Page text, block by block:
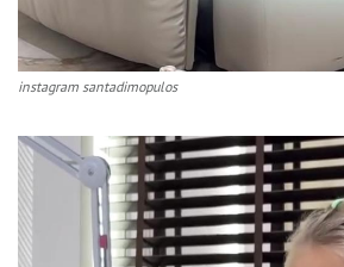
instagram santadimopulos